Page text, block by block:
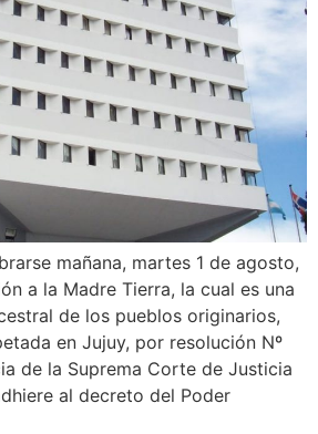
mañana, martes 1 de agosto,
a la Madre Tierra, la cual es una
de los pueblos originarios,
en Jujuy, por resolución Nº
de la Suprema Corte de Justicia
al decreto del Poder